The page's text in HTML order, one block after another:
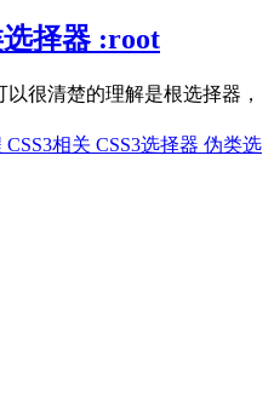
选择器 :root
很清楚的理解是根选择器，
CSS3相关 CSS3选择器 伪类选